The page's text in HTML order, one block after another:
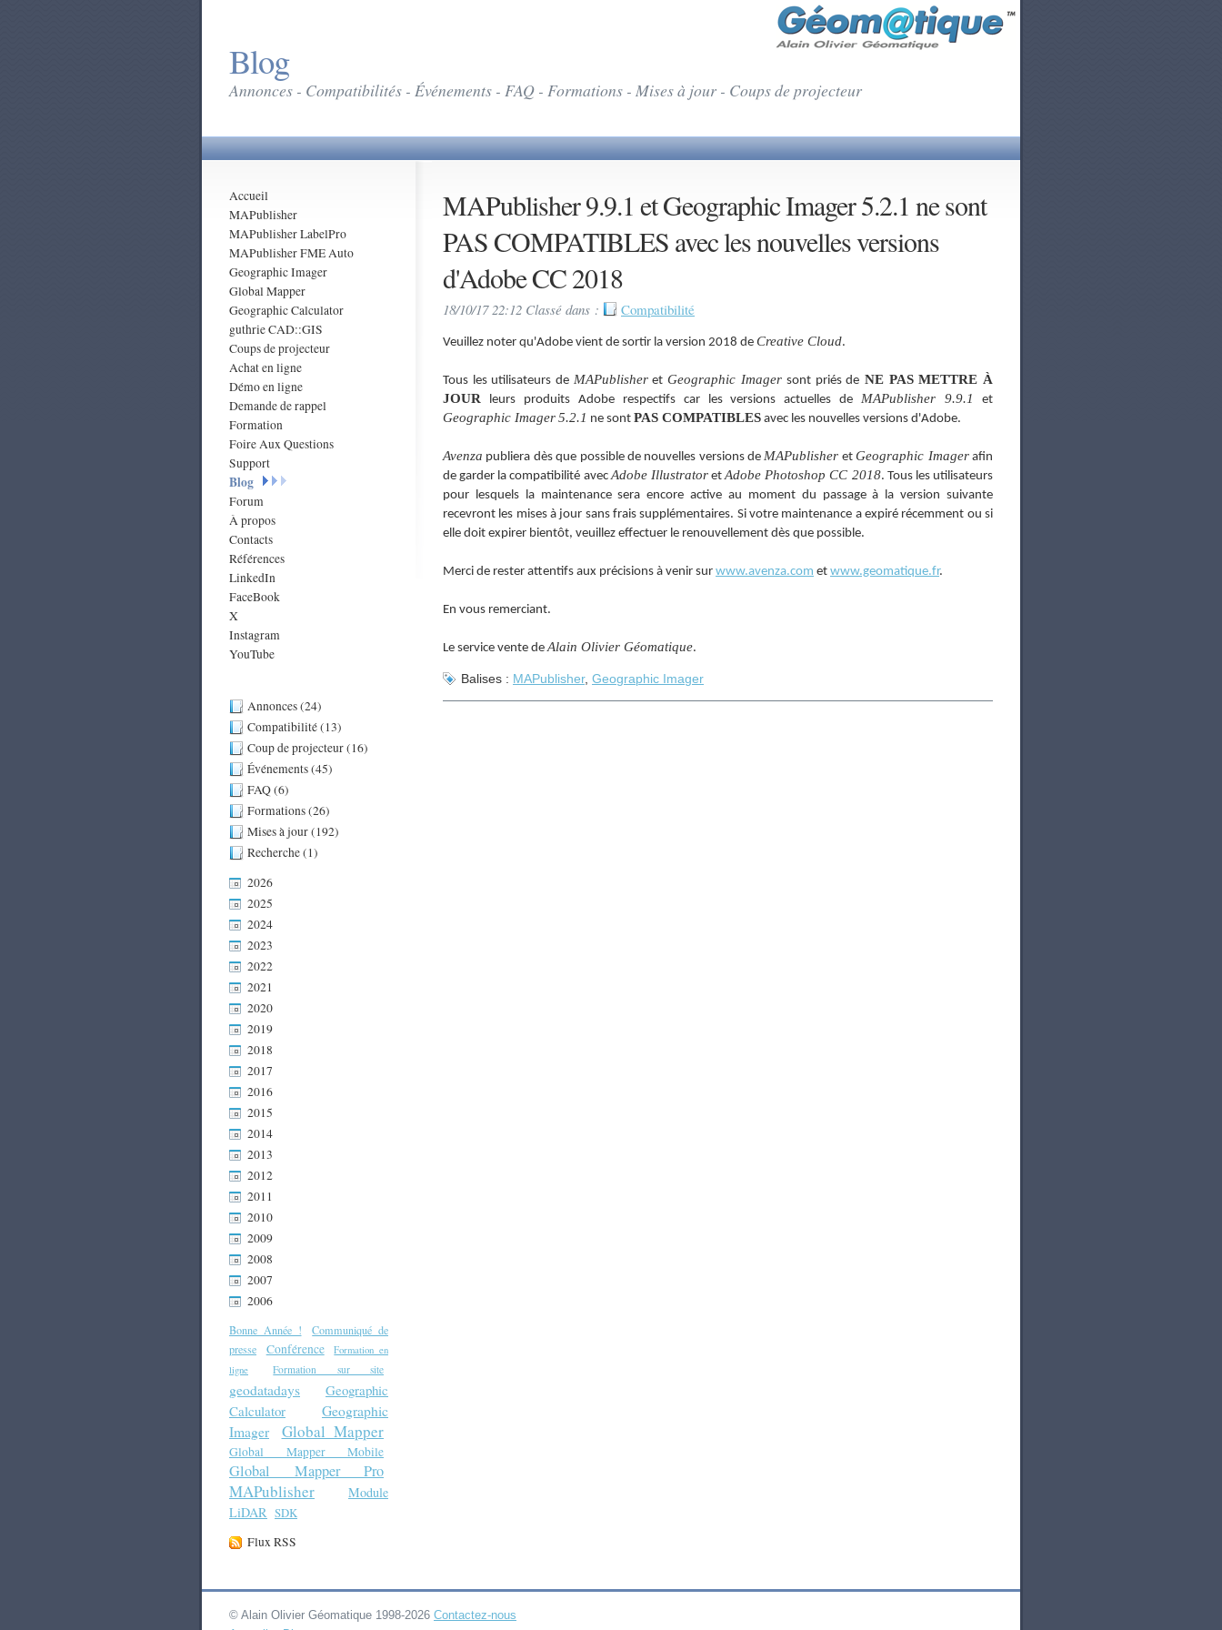
Blog
Annonces - Compatibilités - Événements - FAQ - Formations - Mises à jour - Coups de projecteur
Accueil
MAPublisher
MAPublisher LabelPro
MAPublisher FME Auto
Geographic Imager
Global Mapper
Geographic Calculator
guthrie CAD::GIS
Coups de projecteur
Achat en ligne
Démo en ligne
Demande de rappel
Formation
Foire Aux Questions
Support
Blog
Forum
À propos
Contacts
Références
LinkedIn
FaceBook
X
Instagram
YouTube
Annonces (24)
Compatibilité (13)
Coup de projecteur (16)
Événements (45)
FAQ (6)
Formations (26)
Mises à jour (192)
Recherche (1)
2026
2025
2024
2023
2022
2021
2020
2019
2018
2017
2016
2015
2014
2013
2012
2011
2010
2009
2008
2007
2006
Bonne Année !
Communiqué de
presse
Conférence
Formation en
ligne
Formation sur site
geodatadays
Geographic
Calculator
Geographic
Imager
Global Mapper
Global Mapper Mobile
Global Mapper Pro
MAPublisher
Module
LiDAR SDK
Flux RSS
MAPublisher 9.9.1 et Geographic Imager 5.2.1 ne sont
PAS COMPATIBLES avec les nouvelles versions
d'Adobe CC 2018
18/10/17 22:12 Classé dans : Compatibilité
Veuillez noter qu'Adobe vient de sortir la version 2018 de Creative Cloud.
Tous les utilisateurs de MAPublisheret Geographic Imagersont priés de NE PAS METTRE À
JOUR leurs produits Adobe respectifs car les versions actuelles deMAPublisher 9.9.1 et
Geographic Imager5.2.1 ne sont PAS COMPATIBLES avec les nouvelles versions d'Adobe.
Avenza publiera dès que possible de nouvelles versions deMAPublisher etGeographic Imagerafin
de garder la compatibilité avecAdobe IllustratoretAdobe Photoshop CC 2018. Tous les utilisateurs
pour lesquels la maintenance sera encore active au moment du passage à la version suivante
recevront les mises à jour sans frais supplémentaires. Si votre maintenance a expiré récemment ou si
elle doit expirer bientôt, veuillez effectuer le renouvellement dès que possible.
Merci de rester attentifs aux précisions à venir sur www.avenza.com et www.geomatique.fr.
En vous remerciant.
Le service vente deAlain Olivier Géomatique.
Balises : MAPublisher, Geographic Imager
© Alain Olivier Géomatique 1998-2026 Contactez-nous